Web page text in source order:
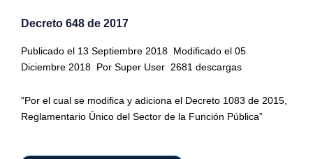
Decreto 648 de 2017
Publicado el 13 Septiembre 2018 Modificado el 05
Diciembre 2018 Por Super User 2681 descargas
“Por el cual se modifica y adiciona el Decreto 1083 de 2015,
Reglamentario Único del Sector de la Función Pública”